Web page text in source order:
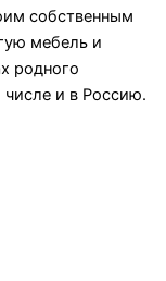
собственным
мебель и
родного
и в Россию.